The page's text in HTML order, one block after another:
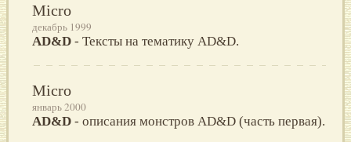
Micro
декабрь 1999
AD&D - Тексты на тематику AD&D.
Micro
январь 2000
AD&D - описания монстров AD&D (часть первая).